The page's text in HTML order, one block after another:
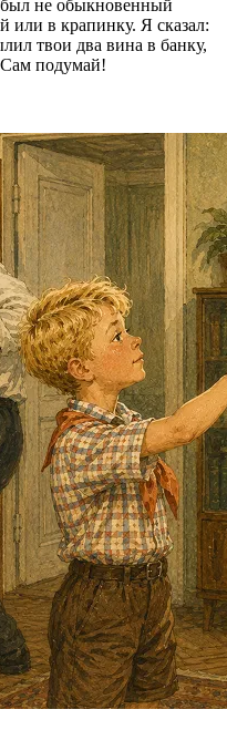
был не обыкновенный
или в крапинку. Я сказал:
твои два вина в банку,
Сам подумай!